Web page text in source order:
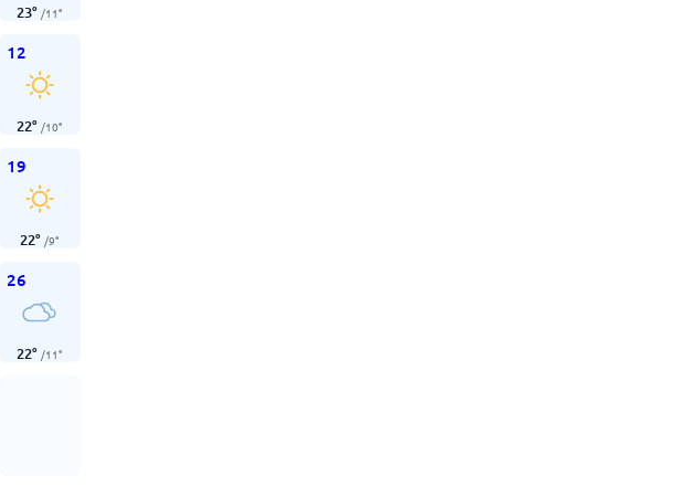
23° /11°
12
22° /10°
19
22° /9°
26
22° /11°